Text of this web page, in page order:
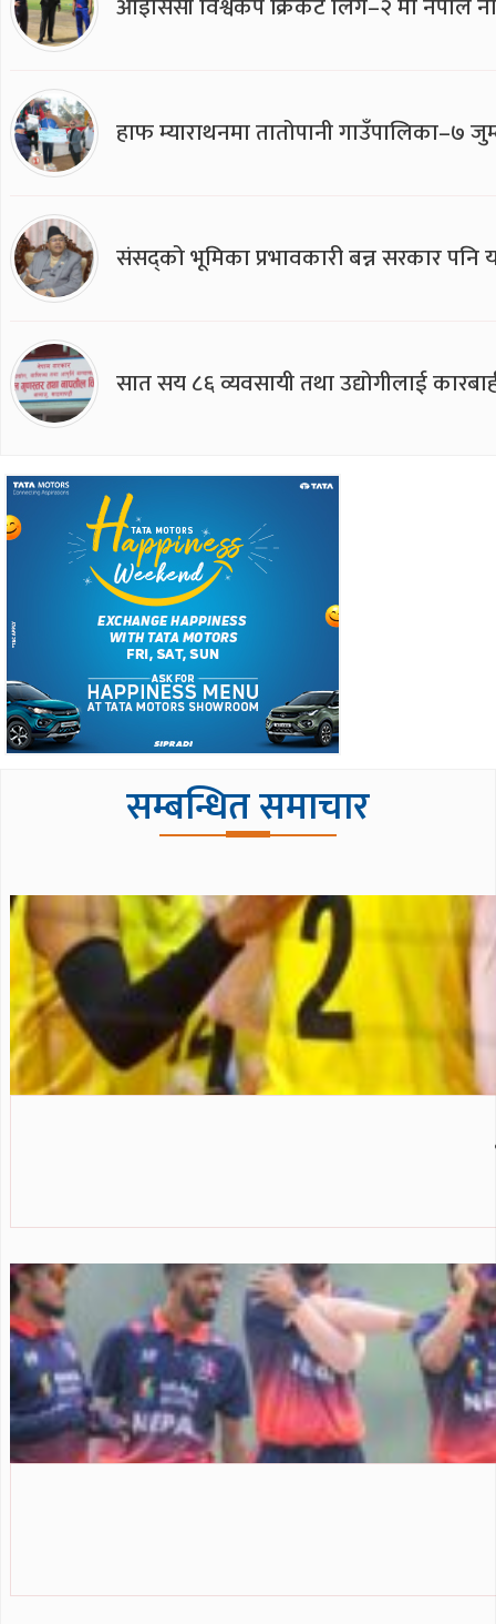
हाफ म्याराथनमा तातोपानी गाउँपालिका–७
संसद्को भूमिका प्रभावकारी बन्न सरकार पनि
सात सय ८६ व्यवसायी तथा उद्योगीलाई
सम्बन्धित समाचार